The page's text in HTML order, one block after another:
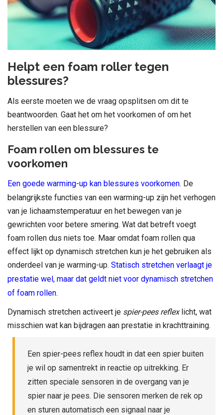
Helpt een foam roller tegen
blessures?
Als eerste moeten we de vraag opsplitsen om dit te
beantwoorden. Gaat het om het voorkomen of om het
herstellen van een blessure?
Foam rollen om blessures te
voorkomen
Een goede warming-up kan blessures voorkomen. De
belangrijkste functies van een warming-up zijn het verhogen
van je lichaamstemperatuur en het bewegen van je
gewrichten voor betere smering. Wat dat betreft voegt
foam rollen dus niets toe. Maar omdat foam rollen qua
effect lijkt op dynamisch stretchen kun je het gebruiken als
onderdeel van je warming-up. Statisch stretchen verlaagt je
prestatie wel, maar dat geldt niet voor dynamisch stretchen
of foam rollen.
Dynamisch stretchen activeert je spier-pees reflexlicht, wat
misschien wat kan bijdragen aan prestatie in krachttraining.
Een spier-pees reflex houdt in dat een spier buiten
je wil op samentrekt in reactie op uitrekking. Er
zitten speciale sensoren in de overgang van je
spier naar je pees. Die sensoren merken de rek op
en sturen automatisch een signaal naar je